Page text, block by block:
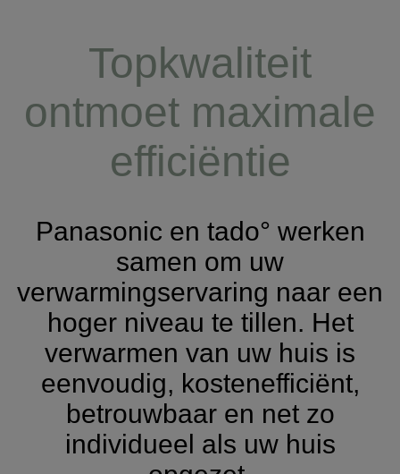
Topkwaliteit
ontmoet maximale
efficiëntie
Panasonic en tado° werken
samen om uw
verwarmingservaring naar een
hoger niveau te tillen. Het
verwarmen van uw huis is
eenvoudig, kostenefficiënt,
betrouwbaar en net zo
individueel als uw huis